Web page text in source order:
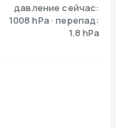
давление сейчас:
1008 hPa · перепад:
1.8 hPa